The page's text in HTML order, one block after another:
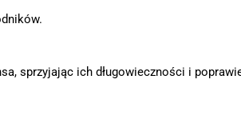
sprzyjając ich długowieczności i